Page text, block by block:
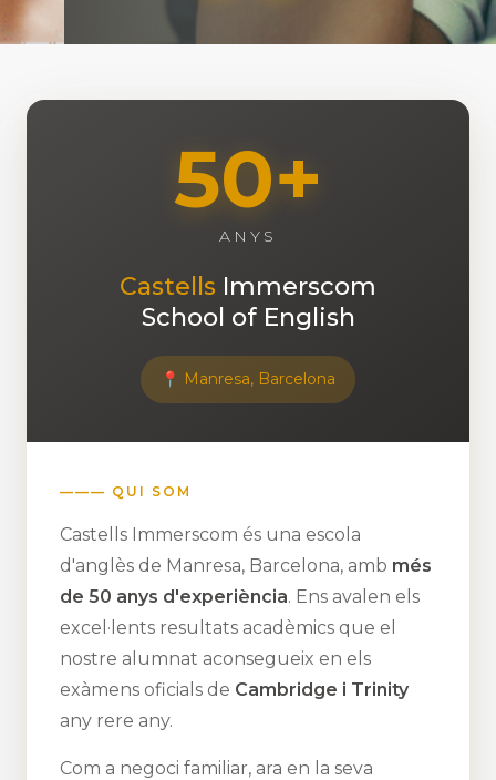
50+
ANYS
Castells Immerscom
School of English
📍 Manresa, Barcelona
QUI SOM
Castells Immerscom és una escola
d'anglès de Manresa, Barcelona, amb més
de 50 anys d'experiència. Ens avalen els
excel·lents resultats acadèmics que el
nostre alumnat aconsegueix en els
exàmens oficials de Cambridge i Trinity
any rere any.
Com a negoci familiar, ara en la seva